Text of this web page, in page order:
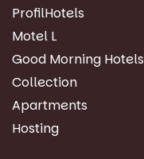
ProfilHotels
Motel L
Good Morning Hotels
Collection
Apartments
Hosting